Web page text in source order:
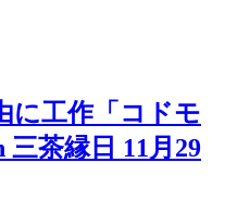
に工作「コドモ
茶縁日 11月29